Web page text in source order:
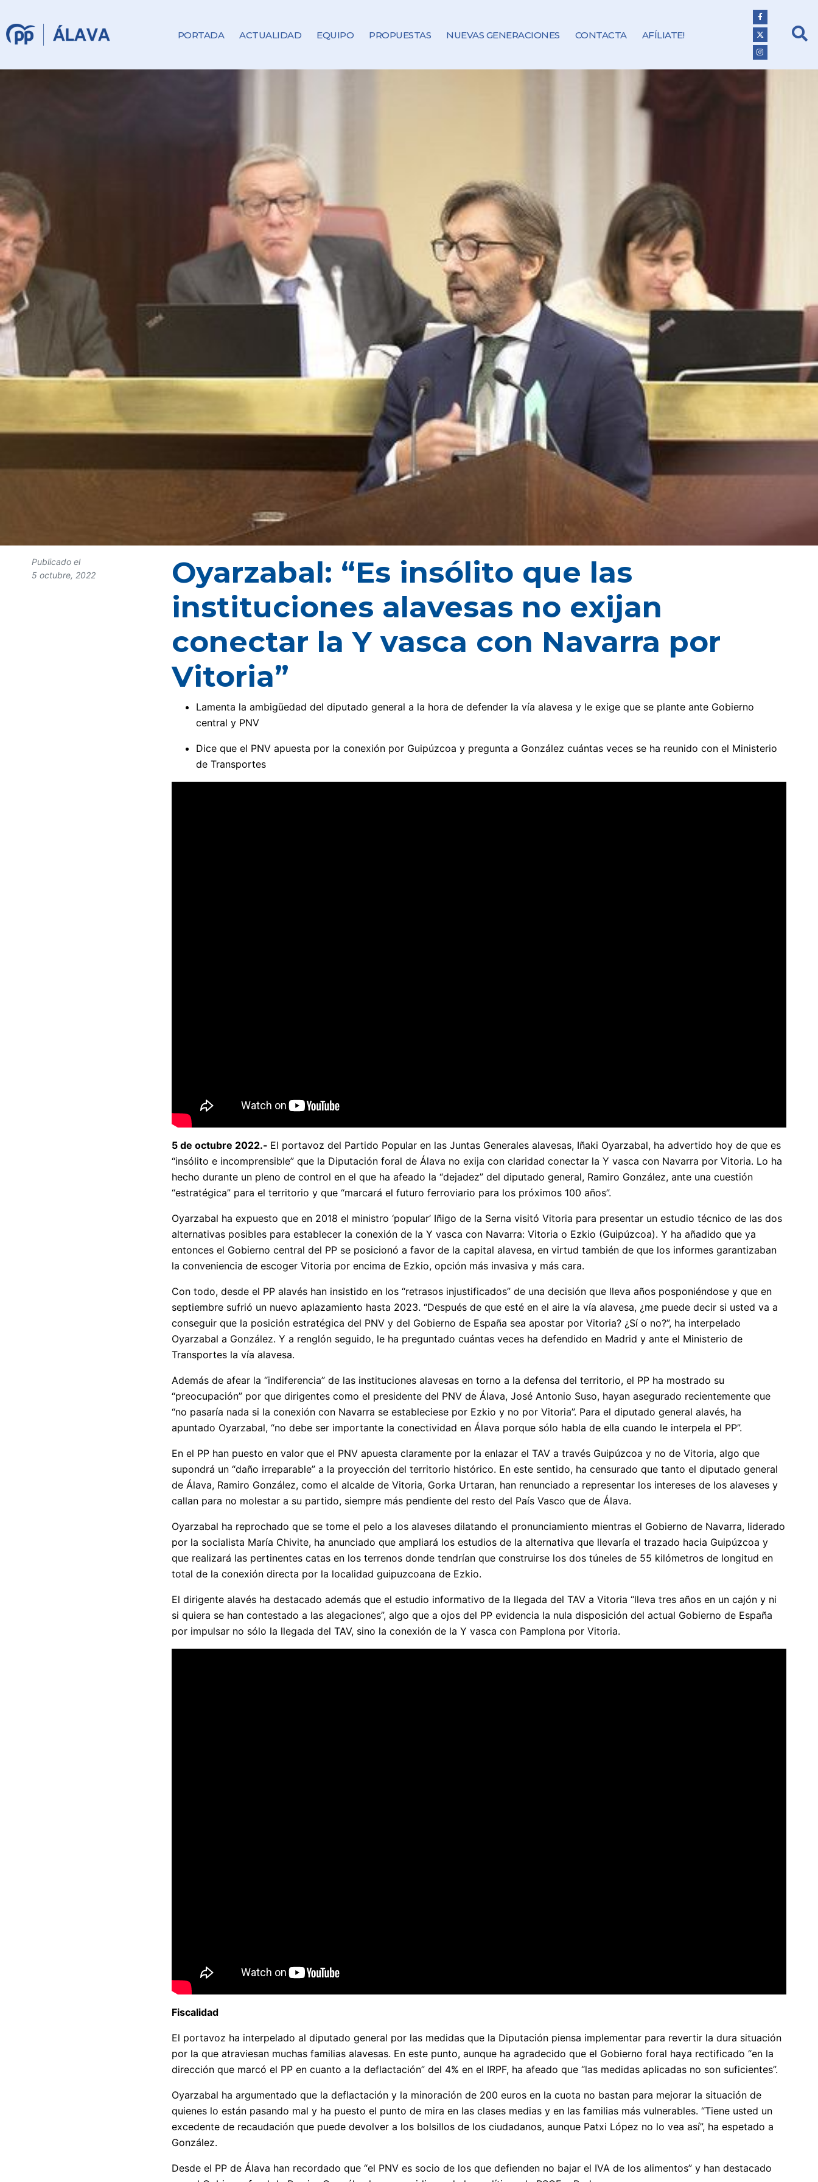
PORTADA ACTUALIDAD EQUIPO PROPUESTAS NUEVAS GENERACIONES CONTACTA AFÍLIATE!
Publicado el
5 octubre, 2022
Oyarzabal: “Es insólito que las
instituciones alavesas no exijan
conectar la Y vasca con Navarra por
Vitoria”
Lamenta la ambigüedad del diputado general a la hora de defender la vía alavesa y le exige que se plante ante Gobierno
central y PNV
Dice que el PNV apuesta por la conexión por Guipúzcoa y pregunta a González cuántas veces se ha reunido con el Ministerio
de Transportes
5 de octubre 2022.- El portavoz del Partido Popular en las Juntas Generales alavesas, Iñaki Oyarzabal, ha advertido hoy de que es
“insólito e incomprensible” que la Diputación foral de Álava no exija con claridad conectar la Y vasca con Navarra por Vitoria. Lo ha
hecho durante un pleno de control en el que ha afeado la “dejadez” del diputado general, Ramiro González, ante una cuestión
“estratégica” para el territorio y que “marcará el futuro ferroviario para los próximos 100 años”.
Oyarzabal ha expuesto que en 2018 el ministro ‘popular’ Iñigo de la Serna visitó Vitoria para presentar un estudio técnico de las dos
alternativas posibles para establecer la conexión de la Y vasca con Navarra: Vitoria o Ezkio (Guipúzcoa). Y ha añadido que ya
entonces el Gobierno central del PP se posicionó a favor de la capital alavesa, en virtud también de que los informes garantizaban
la conveniencia de escoger Vitoria por encima de Ezkio, opción más invasiva y más cara.
Con todo, desde el PP alavés han insistido en los “retrasos injustificados” de una decisión que lleva años posponiéndose y que en
septiembre sufrió un nuevo aplazamiento hasta 2023. “Después de que esté en el aire la vía alavesa, ¿me puede decir si usted va a
conseguir que la posición estratégica del PNV y del Gobierno de España sea apostar por Vitoria? ¿Sí o no?”, ha interpelado
Oyarzabal a González. Y a renglón seguido, le ha preguntado cuántas veces ha defendido en Madrid y ante el Ministerio de
Transportes la vía alavesa.
Además de afear la “indiferencia” de las instituciones alavesas en torno a la defensa del territorio, el PP ha mostrado su
“preocupación” por que dirigentes como el presidente del PNV de Álava, José Antonio Suso, hayan asegurado recientemente que
“no pasaría nada si la conexión con Navarra se estableciese por Ezkio y no por Vitoria”. Para el diputado general alavés, ha
apuntado Oyarzabal, “no debe ser importante la conectividad en Álava porque sólo habla de ella cuando le interpela el PP”.
En el PP han puesto en valor que el PNV apuesta claramente por la enlazar el TAV a través Guipúzcoa y no de Vitoria, algo que
supondrá un “daño irreparable” a la proyección del territorio histórico. En este sentido, ha censurado que tanto el diputado general
de Álava, Ramiro González, como el alcalde de Vitoria, Gorka Urtaran, han renunciado a representar los intereses de los alaveses y
callan para no molestar a su partido, siempre más pendiente del resto del País Vasco que de Álava.
Oyarzabal ha reprochado que se tome el pelo a los alaveses dilatando el pronunciamiento mientras el Gobierno de Navarra, liderado
por la socialista María Chivite, ha anunciado que ampliará los estudios de la alternativa que llevaría el trazado hacia Guipúzcoa y
que realizará las pertinentes catas en los terrenos donde tendrían que construirse los dos túneles de 55 kilómetros de longitud en
total de la conexión directa por la localidad guipuzcoana de Ezkio.
El dirigente alavés ha destacado además que el estudio informativo de la llegada del TAV a Vitoria “lleva tres años en un cajón y ni
si quiera se han contestado a las alegaciones”, algo que a ojos del PP evidencia la nula disposición del actual Gobierno de España
por impulsar no sólo la llegada del TAV, sino la conexión de la Y vasca con Pamplona por Vitoria.
Fiscalidad
El portavoz ha interpelado al diputado general por las medidas que la Diputación piensa implementar para revertir la dura situación
por la que atraviesan muchas familias alavesas. En este punto, aunque ha agradecido que el Gobierno foral haya rectificado “en la
dirección que marcó el PP en cuanto a la deflactación” del 4% en el IRPF, ha afeado que “las medidas aplicadas no son suficientes”.
Oyarzabal ha argumentado que la deflactación y la minoración de 200 euros en la cuota no bastan para mejorar la situación de
quienes lo están pasando mal y ha puesto el punto de mira en las clases medias y en las familias más vulnerables. “Tiene usted un
excedente de recaudación que puede devolver a los bolsillos de los ciudadanos, aunque Patxi López no lo vea así”, ha espetado a
González.
Desde el PP de Álava han recordado que “el PNV es socio de los que defienden no bajar el IVA de los alimentos” y han destacado